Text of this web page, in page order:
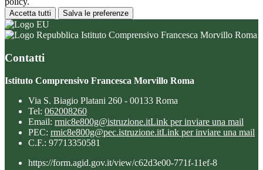
Accetta tutti Salva le preferenze
Istituto Comprensivo Francesca Morvillo Roma
Contatti
Istituto Comprensivo Francesca Morvillo Roma
Via S. Biagio Platani 260 - 00133 Roma
Tel: 062008260
Email: rmic8e800g@istruzione.itLink per inviare una mail
PEC: rmic8e800g@pec.istruzione.itLink per inviare una mail
C.F.: 97713350581
https://form.agid.gov.it/view/c62d3e00-771f-11ef-8